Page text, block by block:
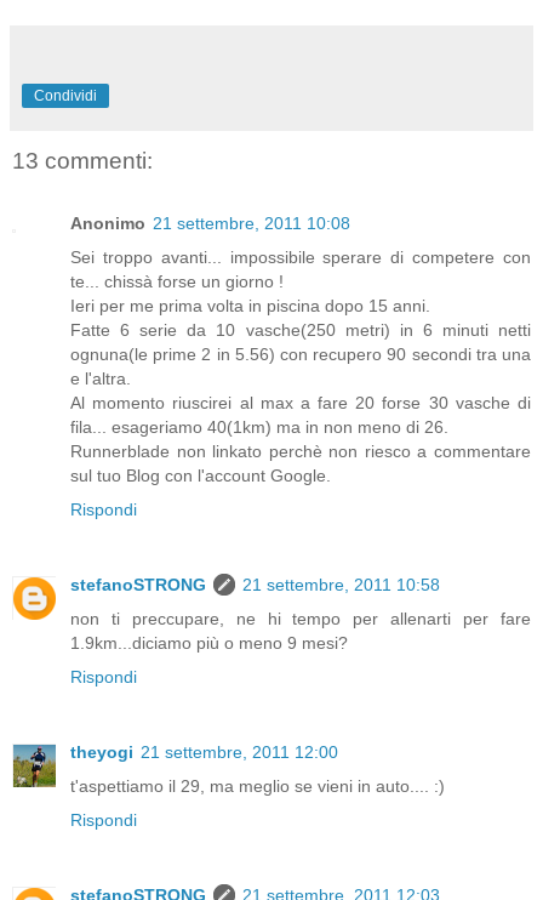
Condividi
13 commenti:
Anonimo 21 settembre, 2011 10:08
Sei troppo avanti... impossibile sperare di competere con
te... chissà forse un giorno !
Ieri per me prima volta in piscina dopo 15 anni.
Fatte 6 serie da 10 vasche(250 metri) in 6 minuti netti
ognuna(le prime 2 in 5.56) con recupero 90 secondi tra una
e l'altra.
Al momento riuscirei al max a fare 20 forse 30 vasche di
fila... esageriamo 40(1km) ma in non meno di 26.
Runnerblade non linkato perchè non riesco a commentare
sul tuo Blog con l'account Google.
Rispondi
stefanoSTRONG
21 settembre, 2011 10:58
non ti preccupare, ne hi tempo per allenarti per fare
1.9km...diciamo più o meno 9 mesi?
Rispondi
theyogi 21 settembre, 2011 12:00
t'aspettiamo il 29, ma meglio se vieni in auto.... :)
Rispondi
stefanoSTRONG 21 settembre, 2011 12:03